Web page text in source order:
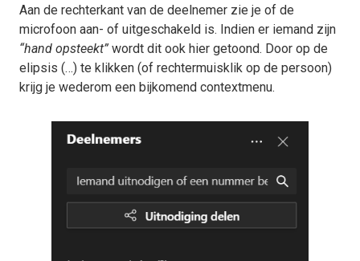
Aan de rechterkant van de deelnemer zie je of de
microfoon aan- of uitgeschakeld is. Indien er iemand zijn
“hand opsteekt” wordt dit ook hier getoond. Door op de
elipsis (…) te klikken (of rechtermuisklik op de persoon)
krijg je wederom een bijkomend contextmenu.